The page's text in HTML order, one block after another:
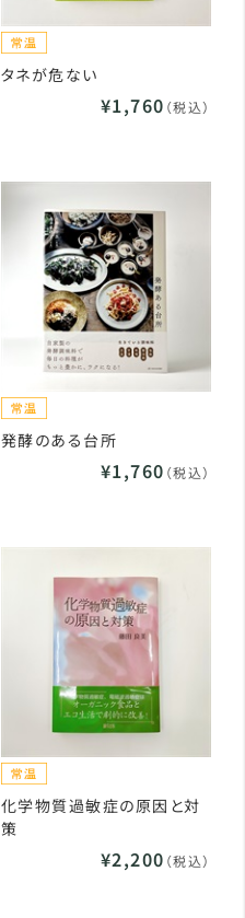
タネが危ない
¥1,760 （税込）
発酵のある台所
¥1,760 （税込）
化学物質過敏症の原因と対
策
¥2,200 （税込）